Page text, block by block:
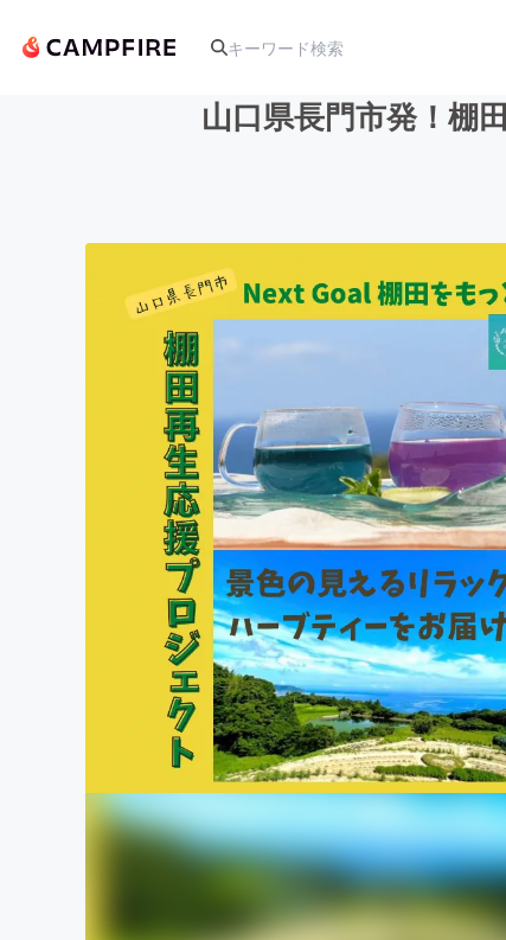
アート・写真
テクノロジー・ガジェット
映像・映画
ビジネス・起業
まちづくり・地域活性化
山口県長門市発！棚